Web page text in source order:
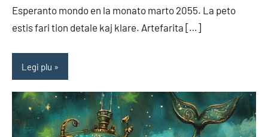
Esperanto mondo en la monato marto 2055. La peto
estis fari tion detale kaj klare. Artefarita […]
Legi plu